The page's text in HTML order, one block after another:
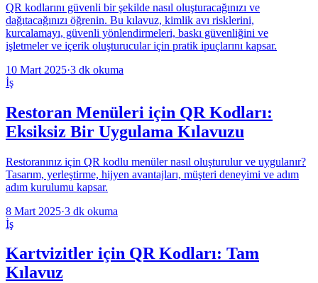
QR kodlarını güvenli bir şekilde nasıl oluşturacağınızı ve
dağıtacağınızı öğrenin. Bu kılavuz, kimlik avı risklerini,
kurcalamayı, güvenli yönlendirmeleri, baskı güvenliğini ve
işletmeler ve içerik oluşturucular için pratik ipuçlarını kapsar.
10 Mart 2025·3 dk okuma
İş
Restoran Menüleri için QR Kodları:
Eksiksiz Bir Uygulama Kılavuzu
Restoranınız için QR kodlu menüler nasıl oluşturulur ve uygulanır?
Tasarım, yerleştirme, hijyen avantajları, müşteri deneyimi ve adım
adım kurulumu kapsar.
8 Mart 2025·3 dk okuma
İş
Kartvizitler için QR Kodları: Tam
Kılavuz